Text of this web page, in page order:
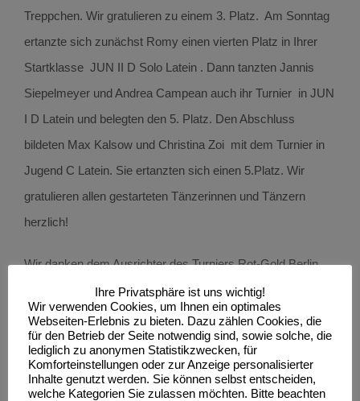
Treppchen. Wir gratulieren zu einem 3. Platz. Am Sonntag
ertanzte sich zunächst Romy einen vierten Platz in Ihrer
Startklasse JUN II D Solo Latein . Dann tanzten Jannis
Siepelmeyer und Andrea Campean auch ihr Turnier in JUN
I D Latein und belegten den 5. Platz. Den Abschluss
bildeten Max Kalsow und Christina Zoi mit dem Turnier in
Jugend C Latein. Sie ertanzten sich einen 5.Platz. Wir
gratulieren allen gestarteten Tänzerinnen und Tänzern
herzlich!
Wir danken dem Ausrichter des Turniers Rot-Gold Berlin
e.V. , unseren Tänzerinnen und Tänzern mit Ihren Eltern
und natürlich unseren Trainern Patrick Lewke und
Alexander Diemke.
Ihre Privatsphäre ist uns wichtig!
Wir verwenden Cookies, um Ihnen ein optimales
Webseiten-Erlebnis zu bieten. Dazu zählen Cookies, die
für den Betrieb der Seite notwendig sind, sowie solche, die
lediglich zu anonymen Statistikzwecken, für
Komforteinstellungen oder zur Anzeige personalisierter
Inhalte genutzt werden. Sie können selbst entscheiden,
welche Kategorien Sie zulassen möchten. Bitte beachten